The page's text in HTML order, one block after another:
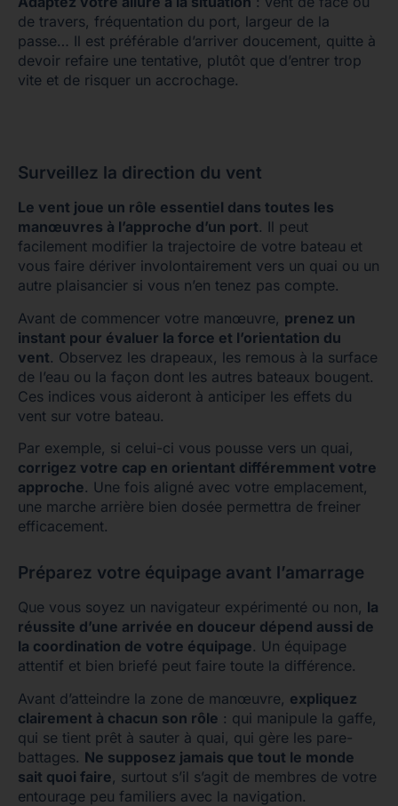
de travers, fréquentation du port, largeur de la
passe… Il est préférable d’arriver doucement, quitte à
devoir refaire une tentative, plutôt que d’entrer trop
vite et de risquer un accrochage.
Surveillez la direction du vent
Le vent joue un rôle essentiel dans toutes les
manœuvres à l’approche d’un port. Il peut
facilement modifier la trajectoire de votre bateau et
vous faire dériver involontairement vers un quai ou un
autre plaisancier si vous n’en tenez pas compte.
Avant de commencer votre manœuvre, prenez un
instant pour évaluer la force et l’orientation du
vent. Observez les drapeaux, les remous à la surface
de l’eau ou la façon dont les autres bateaux bougent.
Ces indices vous aideront à anticiper les effets du
vent sur votre bateau.
Par exemple, si celui-ci vous pousse vers un quai,
corrigez votre cap en orientant différemment votre
approche. Une fois aligné avec votre emplacement,
une marche arrière bien dosée permettra de freiner
efficacement.
Préparez votre équipage avant l’amarrage
Que vous soyez un navigateur expérimenté ou non, la
réussite d’une arrivée en douceur dépend aussi de
la coordination de votre équipage. Un équipage
attentif et bien briefé peut faire toute la différence.
Avant d’atteindre la zone de manœuvre, expliquez
clairement à chacun son rôle : qui manipule la gaffe,
qui se tient prêt à sauter à quai, qui gère les pare-
battages. Ne supposez jamais que tout le monde
sait quoi faire, surtout s’il s’agit de membres de votre
entourage peu familiers avec la navigation.